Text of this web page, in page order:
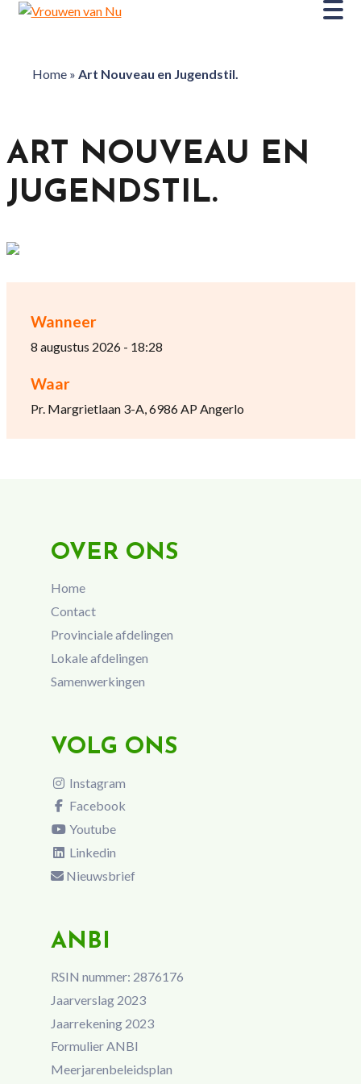
Home» Art Nouveau en Jugendstil.
Wanneer
8 augustus 2026 - 18:28
Waar
Pr. Margrietlaan 3-A, 6986 AP Angerlo
ART NOUVEAU EN
JUGENDSTIL.
OVER ONS
Home
Contact
Provinciale afdelingen
Lokale afdelingen
Samenwerkingen
VOLG ONS
Instagram
Facebook
Youtube
Linkedin
Nieuwsbrief
ANBI
RSIN nummer: 2876176
Jaarverslag 2023
Jaarrekening 2023
Formulier ANBI
Meerjarenbeleidsplan